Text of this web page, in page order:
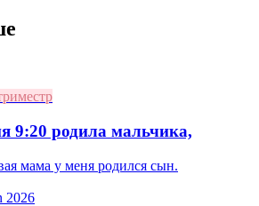
9:20 родила мальчика,
мама у меня родился сын.
2026